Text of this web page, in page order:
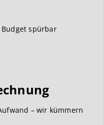
spürbar
– wir kümmern